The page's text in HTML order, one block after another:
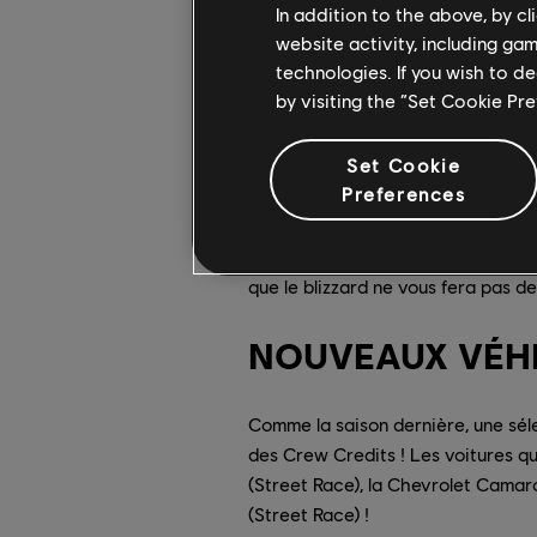
Les températures polaires
Dans tous les cas, vous avez
que le blizzard ne vous fera pas
NOUVEAUX
Comme la saison dernière, une
des Crew Credits ! Les voitures
(Street Race), la Chevrolet
(Street Race) !
In addition to the above, by
website activity, including
technologies. If you wish to
by visiting the “Set Cookie
Set Cookie
Preferences